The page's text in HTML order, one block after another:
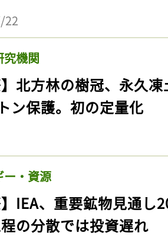
22
究機関
】北方林の樹冠、永久
ン保護。初の定量化
ー・資源
】IEA、重要鉱物見通
の分散では投資遅れ